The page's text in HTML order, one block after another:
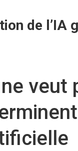
de l’IA
veut